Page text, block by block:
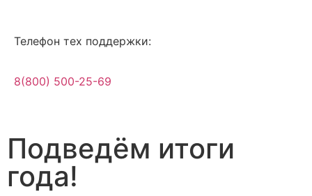
Телефон тех поддержки:
8(800) 500-25-69
Подведём итоги
года!